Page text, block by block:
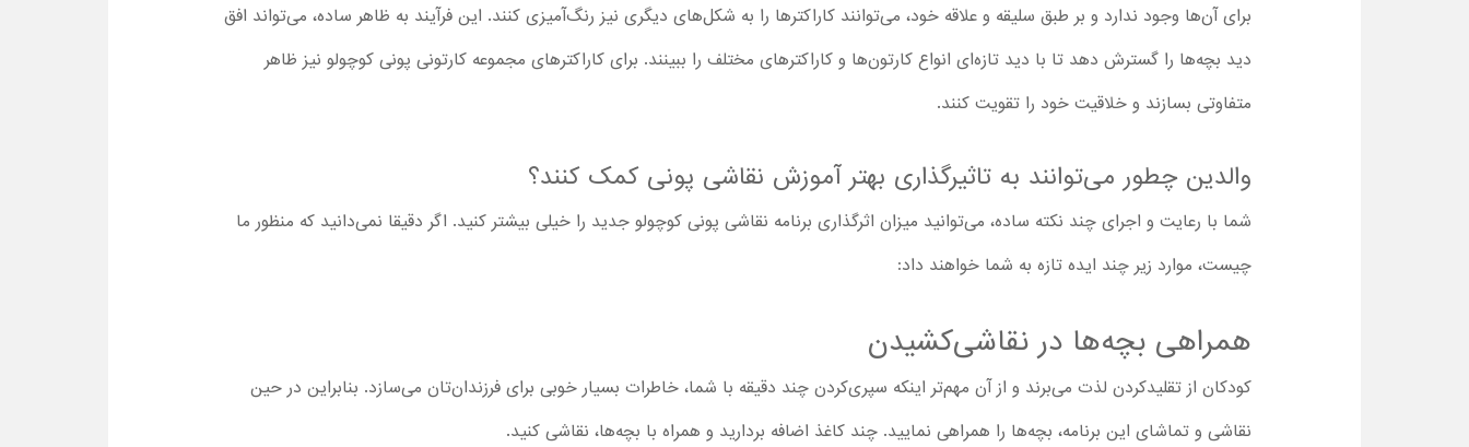
برای آن‌ها وجود ندارد و بر طبق سلیقه و علاقه خود، می‌توانند کاراکترها را به شکل‌های دیگری نیز رنگ‌آمیزی کنند. این فرآیند به ‌ظاهر ساده، می‌تواند افق
دید بچه‌ها را گسترش دهد تا با دید تازه‌ای انواع کارتون‌ها و کاراکترهای مختلف را ببینند. برای کاراکترهای مجموعه کارتونی پونی کوچولو نیز ظاهر
متفاوتی بسازند و خلاقیت خود را تقویت کنند.
والدین چطور می‌توانند به تاثیرگذاری بهتر آموزش نقاشی پونی کمک کنند؟
شما با رعایت و اجرای چند نکته ساده، می‌توانید میزان اثرگذاری برنامه نقاشی پونی کوچولو جدید را خیلی بیشتر کنید. اگر دقیقا نمی‌دانید که منظور ما
چیست، موارد زیر چند ایده تازه به شما خواهند داد:
همراهی بچه‌ها در نقاشی‌کشیدن
کودکان از تقلیدکردن لذت می‌برند و از آن مهم‌تر اینکه سپری‌کردن چند دقیقه با شما، خاطرات بسیار خوبی برای فرزندان‌تان می‌سازد. بنابراین در حین
نقاشی و تماشای این برنامه، بچه‌ها را همراهی نمایید. چند کاغذ اضافه بردارید و همراه با بچه‌ها، نقاشی کنید.